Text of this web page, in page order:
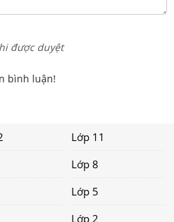
được duyệt
bình luận!
Lớp 11
Lớp 8
Lớp 5
Lớp 2